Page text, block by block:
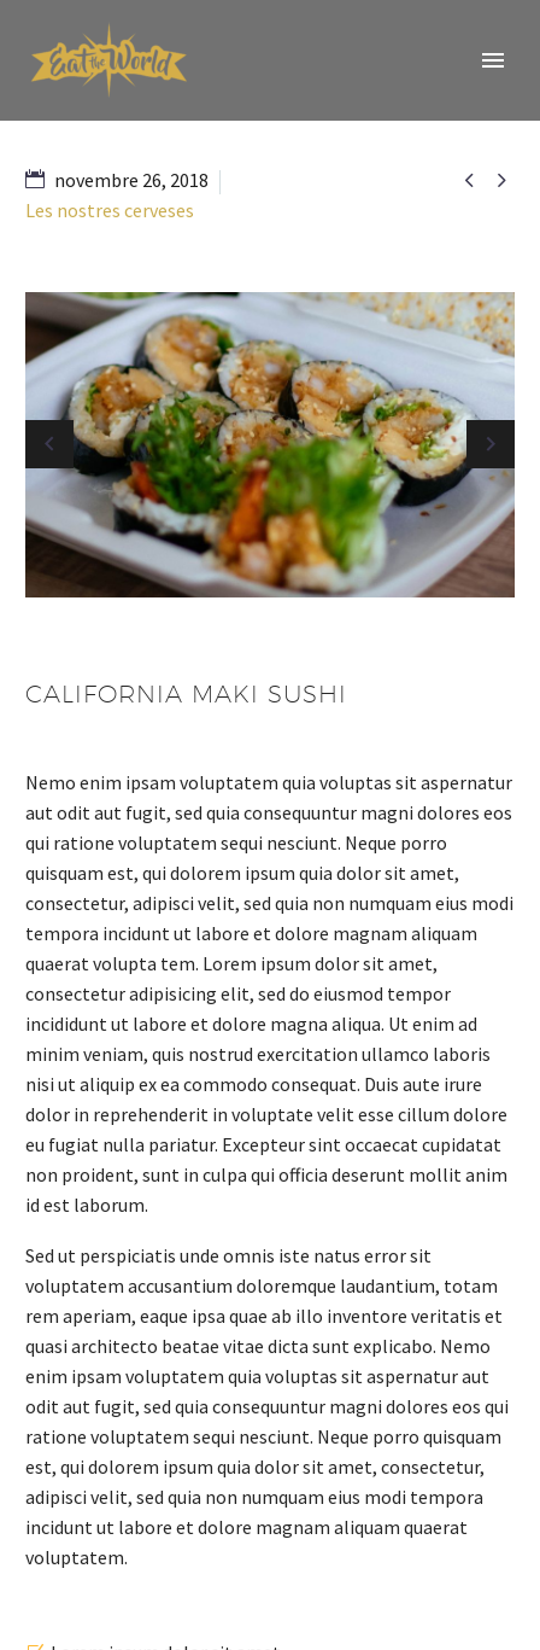
 
novembre 26, 2018
Les nostres cerveses
CALIFORNIA MAKI SUSHI
Nemo enim ipsam voluptatem quia voluptas sit aspernatur
aut odit aut fugit, sed quia consequuntur magni dolores eos
qui ratione voluptatem sequi nesciunt. Neque porro
quisquam est, qui dolorem ipsum quia dolor sit amet,
consectetur, adipisci velit, sed quia non numquam eius modi
tempora incidunt ut labore et dolore magnam aliquam
quaerat volupta tem. Lorem ipsum dolor sit amet,
consectetur adipisicing elit, sed do eiusmod tempor
incididunt ut labore et dolore magna aliqua. Ut enim ad
minim veniam, quis nostrud exercitation ullamco laboris
nisi ut aliquip ex ea commodo consequat. Duis aute irure
dolor in reprehenderit in voluptate velit esse cillum dolore
eu fugiat nulla pariatur. Excepteur sint occaecat cupidatat
non proident, sunt in culpa qui officia deserunt mollit anim
id est laborum.
Sed ut perspiciatis unde omnis iste natus error sit
voluptatem accusantium doloremque laudantium, totam
rem aperiam, eaque ipsa quae ab illo inventore veritatis et
quasi architecto beatae vitae dicta sunt explicabo. Nemo
enim ipsam voluptatem quia voluptas sit aspernatur aut
odit aut fugit, sed quia consequuntur magni dolores eos qui
ratione voluptatem sequi nesciunt. Neque porro quisquam
est, qui dolorem ipsum quia dolor sit amet, consectetur,
adipisci velit, sed quia non numquam eius modi tempora
incidunt ut labore et dolore magnam aliquam quaerat
voluptatem.